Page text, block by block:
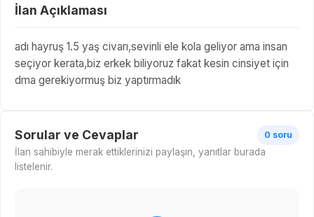
İlan Açıklaması
adı hayruş 1.5 yaş civarı,sevinli ele kola geliyor ama insan
seçiyor kerata,biz erkek biliyoruz fakat kesin cinsiyet için
dma gerekiyormuş biz yaptırmadık
Sorular ve Cevaplar 0 soru
İlan sahibiyle merak ettiklerinizi paylaşın, yanıtlar burada
listelenir.